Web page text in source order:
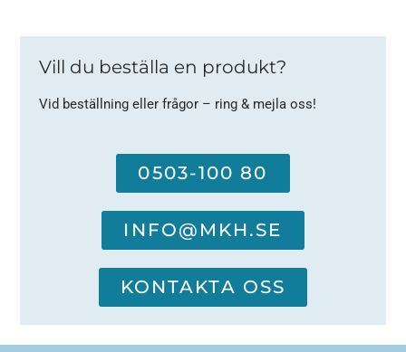
Vill du beställa en produkt?
Vid beställning eller frågor – ring & mejla oss!
0503-100 80
INFO@MKH.SE
KONTAKTA OSS